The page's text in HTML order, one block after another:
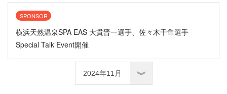
SPONSOR
横浜天然温泉SPA EAS 大貫晋一選手、佐々木千隼選手
Special Talk Event開催